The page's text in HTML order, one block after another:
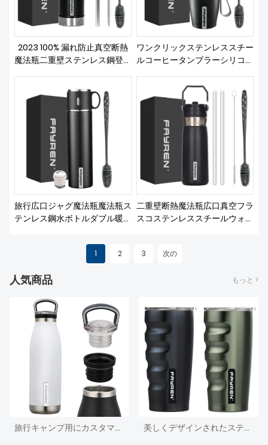
2023 100% 漏れ防止真空断熱
魔法瓶二重壁ステンレス鋼登山
ワンクリックステンレススチー
ルコーヒータンブラーシリコン
ボトルプレス漏れ防止蓋魔法瓶
真空マグ
旅行広口ジャグ魔法瓶魔法瓶ス
テンレス鋼水ボトルダブル暖か
二重壁断熱魔法瓶広口真空フラ
スコステンレススチールウォー
1 2 3 次の
人気商品 もっと >
旅行キャンプ用にカスタマイズされたスポーツ真空断熱ステンレススチールウォーターボトルを製造 美しくデザインされたステンレススチールの真空密閉断熱コーヒーカップ